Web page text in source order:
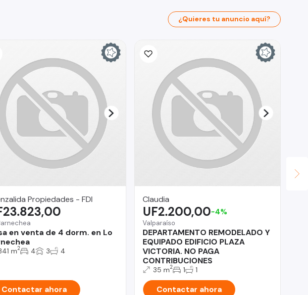
¿Quieres tu anuncio aquí?
Propiedades - FDI
en venta de 4 dorm. en Lo
m2 4 3 4
Contactar ahora
Claudia
Valparaíso
DEPARTAMENTO REMODELADO Y
EQUIPADO EDIFICIO PLAZA
VICTORIA. NO PAGA
CONTRIBUCIONES
UF2.200,00-4%
35 m2 1 1
Contactar ahora